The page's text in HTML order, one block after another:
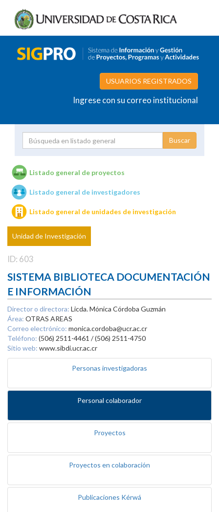
USUARIOS REGISTRADOS
Ingrese con su correo institucional
Unidades de investigación
Listado general de proyectos
Listado general de investigadores
Listado general de unidades de investigación
Unidad de Investigación
ID: 603
SISTEMA BIBLIOTECA DOCUMENTACIÓN
E INFORMACIÓN
Director o directora: Licda. Mónica Córdoba Guzmán
Área: OTRAS AREAS
Correo electrónico: monica.cordoba@ucr.ac.cr
Teléfono: (506) 2511-4461 / (506) 2511-4750
Sitio web: www.sibdi.ucr.ac.cr
Personas investigadoras
Personal colaborador
Proyectos
Proyectos en colaboración
Publicaciones Kérwá